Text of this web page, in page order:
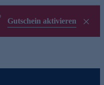
Gutschein aktivieren